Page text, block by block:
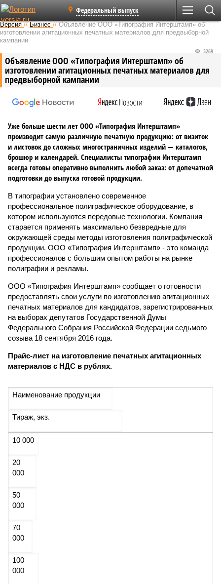
Федеральный выпуск
Версия //Бизнес //Объявление ООО «Типография Интерштамп» об
изготовлении агитационных печатных материалов для предвыборной
кампании
Объявление ООО «Типография Интерштамп» об
изготовлении агитационных печатных материалов для
предвыборной кампании
3269
Уже больше шести лет ООО «Типография Интерштамп»
производит самую различную печатную продукцию: от визиток
и листовок до сложных многостраничных изделий — каталогов,
брошюр и календарей. Специалисты типографии Интерштамп
всегда готовы оперативно выполнить любой заказ: от допечатной
подготовки до выпуска готовой продукции.
В типографии установлено современное
профессиональное полиграфическое оборудование, в
котором используются передовые технологии. Компания
старается применять максимально безвредные для
окружающей среды методы изготовления полиграфической
продукции. ООО «Типография Интерштамп» - это команда
профессионалов с большим опытом работы на рынке
полиграфии и рекламы.
ООО «Типография Интерштамп» сообщает о готовности
предоставлять свои услуги по изготовлению агитационных
печатных материалов для кандидатов, зарегистрированных
на выборах депутатов Государственной Думы
Федерального Собрания Российской Федерации седьмого
созыва 18 сентября 2016 года.
Прайс-лист на изготовление печатных агитационных
материалов с НДС в рублях.
Наименование продукции
Тираж, экз.
10 000
20
000
50
000
70
000
100
000